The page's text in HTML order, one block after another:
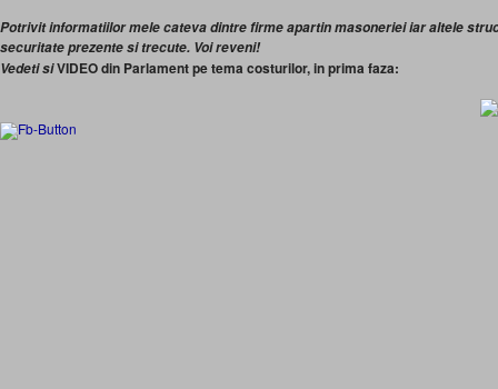
Potrivit informatiilor mele cateva dintre firme apartin masoneriei iar altele
securitate prezente si trecute. Voi reveni!
Vedeti siVIDEO din Parlament pe tema costurilor, in prima faza: